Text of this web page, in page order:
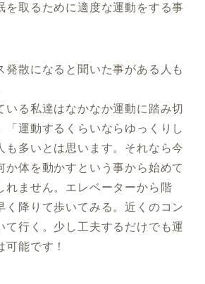
を取るために適度な運動をする事
発散になると聞いた事がある人も
いる私達はなかなか運動に踏み切
「運動するくらいならゆっくりし
も多いとは思います。それなら今
か体を動かすという事から始めて
れません。エレベーターから階
く降りて歩いてみる。近くのコン
て行く。少し工夫するだけでも運
能です！